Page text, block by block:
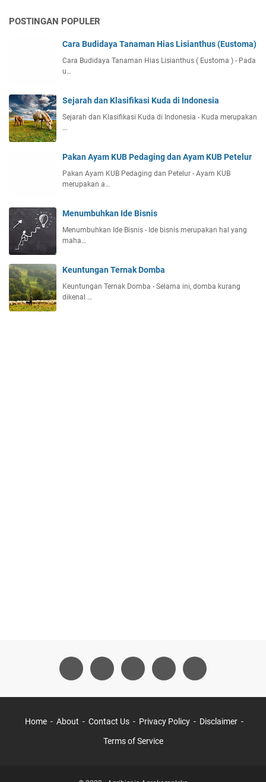
POSTINGAN POPULER
Cara Budidaya Tanaman Hias Lisianthus (Eustoma)
Cara Budidaya Tanaman Hias Lisianthus ( Eustoma ) - Pada
u…
Sejarah dan Klasifikasi Kuda di Indonesia
Sejarah dan Klasifikasi Kuda di Indonesia - Kuda merupakan
…
Pakan Ayam KUB Pedaging dan Ayam KUB Petelur
Pakan Ayam KUB Pedaging dan Petelur - Ayam KUB
merupakan a…
Menumbuhkan Ide Bisnis
Menumbuhkan Ide Bisnis - Ide bisnis merupakan hal yang
maha…
Keuntungan Ternak Domba
Keuntungan Ternak Domba - Selama ini, domba kurang
dikenal …
Home About Contact Us Privacy Policy Disclaimer
Terms of Service